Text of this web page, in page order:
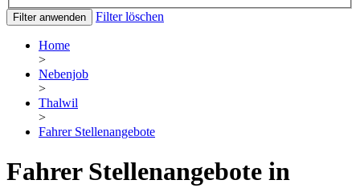
Filter anwenden Filter löschen
Home
>
Nebenjob
>
Thalwil
>
Fahrer Stellenangebote
Fahrer Stellenangebote in